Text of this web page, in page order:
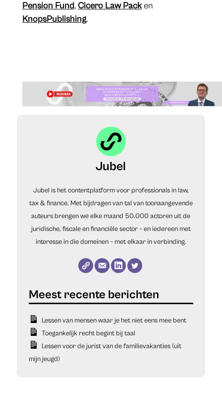
Pension Fund, Cicero Law Packen
KnopsPublishing.
Jubel
Jubel is het contentplatform voor professionals in law,
tax & finance. Met bijdragen van tal van toonaangevende
auteurs brengen we elke maand 50.000 actoren uit de
juridische, fiscale en financiële sector – en iedereen met
interesse in die domeinen – met elkaar in verbinding.
Lessen van mensen waar je het niet eens mee bent
Toegankelijk recht begint bij taal
Lessen voor de jurist van de familievakanties (uit
mijn jeugd)